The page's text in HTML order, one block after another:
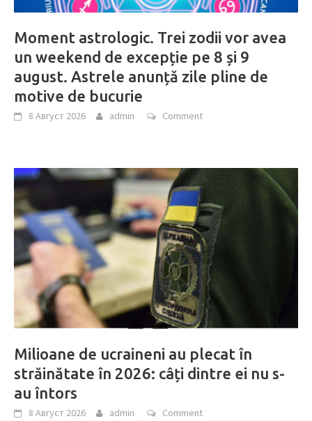
Moment astrologic. Trei zodii vor avea
un weekend de excepție pe 8 și 9
august. Astrele anunță zile pline de
motive de bucurie
8 Август 2026 admin Comment
Milioane de ucraineni au plecat în
străinătate în 2026: câți dintre ei nu s-
au întors
8 Август 2026 admin Comment